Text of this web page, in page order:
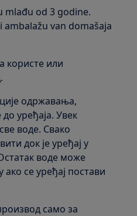
mlađu od 3 godine.
ambalažu van domašaja
користе или
одржавања,
уређаја. Увек
воде. Свако
док је уређај у
воде може
се уређај постави
само за